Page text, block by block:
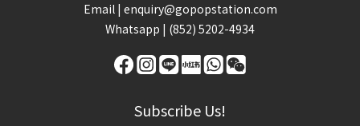
Email | enquiry@gopopstation.com
Whatsapp | (852) 5202-4934
Subscribe Us!